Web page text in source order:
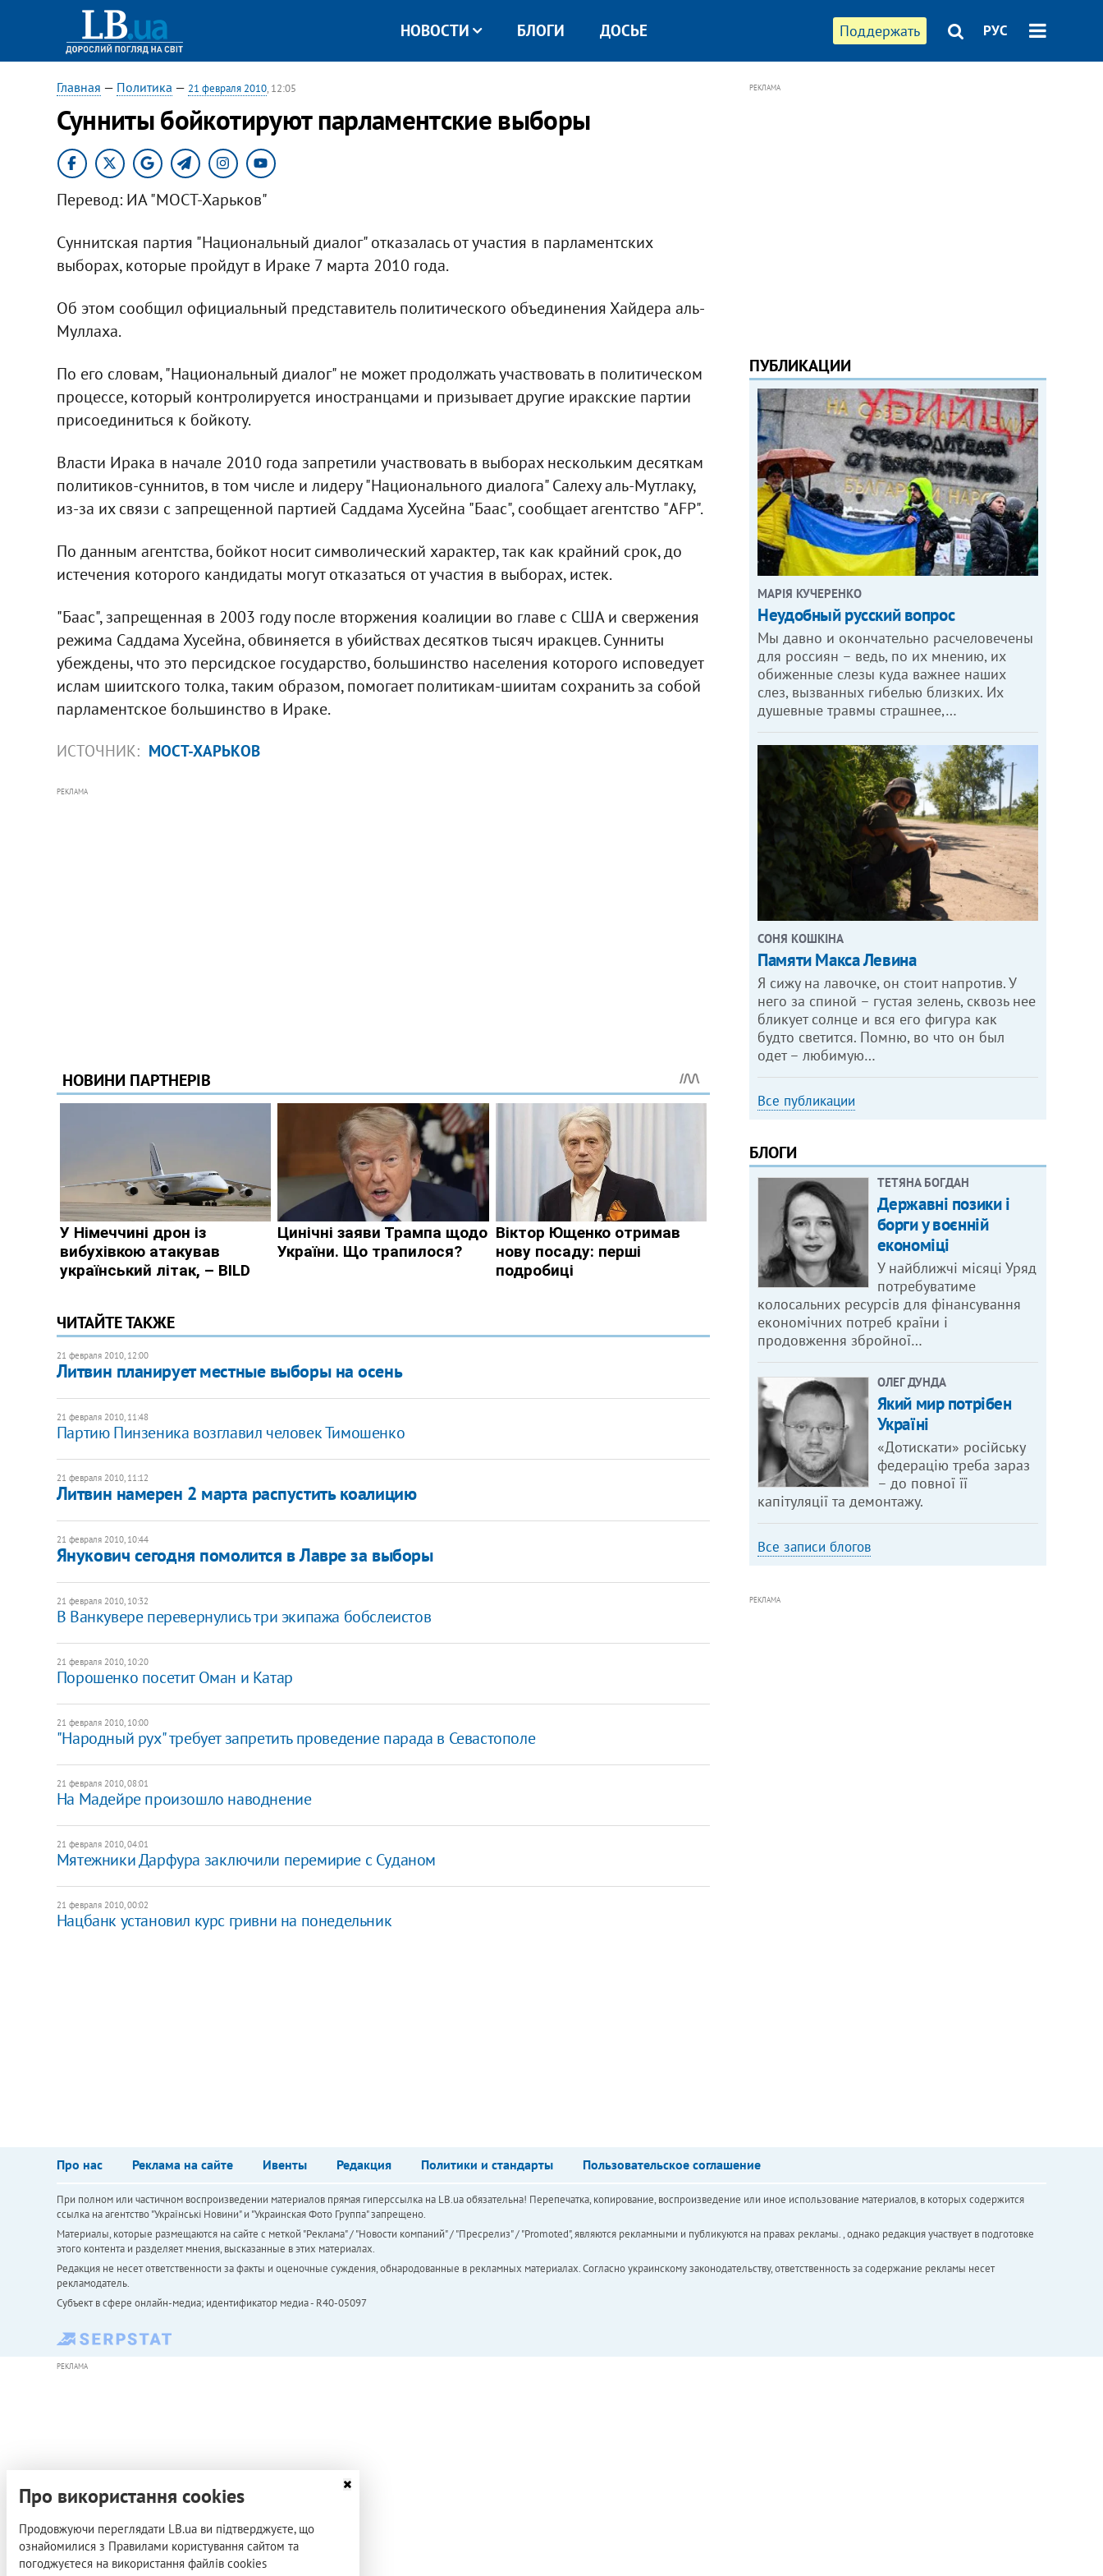
Поддержать РУС
НОВОСТИ БЛОГИ ДОСЬЕ
Главная — Политика — 21 февраля 2010, 12:05
Сунниты бойкотируют парламентские выборы
Перевод: ИА "МОСТ-Харьков"
Суннитская партия "Национальный диалог" отказалась от участия в парламентских
выборах, которые пройдут в Ираке 7 марта 2010 года.
Об этом сообщил официальный представитель политического объединения Хайдера аль-
Муллаха.
По его словам, "Национальный диалог" не может продолжать участвовать в политическом
процессе, который контролируется иностранцами и призывает другие иракские партии
присоединиться к бойкоту.
Власти Ирака в начале 2010 года запретили участвовать в выборах нескольким десяткам
политиков-суннитов, в том числе и лидеру "Национального диалога" Салеху аль-Мутлаку,
из-за их связи с запрещенной партией Саддама Хусейна "Баас", сообщает агентство "AFP".
По данным агентства, бойкот носит символический характер, так как крайний срок, до
истечения которого кандидаты могут отказаться от участия в выборах, истек.
"Баас", запрещенная в 2003 году после вторжения коалиции во главе с США и свержения
режима Саддама Хусейна, обвиняется в убийствах десятков тысяч иракцев. Сунниты
убеждены, что это персидское государство, большинство населения которого исповедует
ислам шиитского толка, таким образом, помогает политикам-шиитам сохранить за собой
парламентское большинство в Ираке.
ИСТОЧНИК: МОСТ-ХАРЬКОВ
РЕКЛАМА
ЧИТАЙТЕ ТАКЖЕ
21 февраля 2010, 12:00
Литвин планирует местные выборы на осень
21 февраля 2010, 11:48
Партию Пинзеника возглавил человек Тимошенко
21 февраля 2010, 11:12
Литвин намерен 2 марта распустить коалицию
21 февраля 2010, 10:44
Янукович сегодня помолится в Лавре за выборы
21 февраля 2010, 10:32
В Ванкувере перевернулись три экипажа бобслеистов
21 февраля 2010, 10:20
Порошенко посетит Оман и Катар
21 февраля 2010, 10:00
"Народный рух" требует запретить проведение парада в Севастополе
21 февраля 2010, 08:01
На Мадейре произошло наводнение
21 февраля 2010, 04:01
Мятежники Дарфура заключили перемирие с Суданом
21 февраля 2010, 00:02
Нацбанк установил курс гривни на понедельник
РЕКЛАМА
ПУБЛИКАЦИИ
МАРІЯ КУЧЕРЕНКО
​Неудобный русский вопрос
Мы давно и окончательно расчеловечены
для россиян – ведь, по их мнению, их
обиженные слезы куда важнее наших
слез, вызванных гибелью близких. Их
душевные травмы страшнее,…
СОНЯ КОШКІНА
Памяти Макса Левина
Я сижу на лавочке, он стоит напротив. У
него за спиной – густая зелень, сквозь нее
бликует солнце и вся его фигура как
будто светится. Помню, во что он был
одет – любимую…
Все публикации
БЛОГИ
ТЕТЯНА БОГДАН
Державні позики і
борги у воєнній
економіці
У найближчі місяці Уряд
потребуватиме
колосальних ресурсів для фінансування
економічних потреб країни і
продовження збройної…
ОЛЕГ ДУНДА
Який мир потрібен
Україні
«Дотискати» російську
федерацію треба зараз
– до повної її
капітуляції та демонтажу.
Все записи блогов
РЕКЛАМА
Про нас Реклама на сайте Ивенты Редакция Политики и стандарты Пользовательское соглашение
При полном или частичном воспроизведении материалов прямая гиперссылка на LB.ua обязательна! Перепечатка, копирование, воспроизведение или иное использование материалов, в которых содержится
ссылка на агентство "Українськi Новини" и "Украинская Фото Группа" запрещено.
Материалы, которые размещаются на сайте с меткой "Реклама" / "Новости компаний" / "Пресрелиз" / "Promoted", являются рекламными и публикуются на правах рекламы. , однако редакция участвует в подготовке
этого контента и разделяет мнения, высказанные в этих материалах.
Редакция не несет ответственности за факты и оценочные суждения, обнародованные в рекламных материалах. Согласно украинскому законодательству, ответственность за содержание рекламы несет
рекламодатель.
Субъект в сфере онлайн-медиа; идентификатор медиа - R40-05097
РЕКЛАМА
Про використання cookies
Продовжуючи переглядати LB.ua ви підтверджуєте, що
ознайомилися з Правилами користування сайтом та
погоджуєтеся на використання файлів cookies